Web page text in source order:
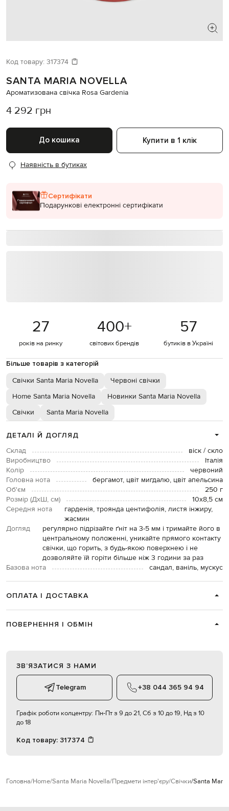
Код товару: 317374
SANTA MARIA NOVELLA
Ароматизована свічка Rosa Gardenia
4 292 грн
До кошика Купити в 1 клік
Наявність в бутиках
Сертифікати
Подарункові електронні сертифікати
27
років на ринку
400+
світових брендів
57
бутиків в Україні
Більше товарів з категорій
Свічки Santa Maria Novella
Червоні свічки
Home Santa Maria Novella
Новинки Santa Maria Novella
Свічки
Santa Maria Novella
ДЕТАЛІ Й ДОГЛЯД
Склад
віск / скло
Виробництво
Італія
Колір
червоний
Головна нота
бергамот, цвіт мигдалю, цвіт апельсина
Об'єм
250 г
Розмір (ДхШ, см)
10х8,5 см
Середня нота
гарденія, троянда центифолія, листя інжиру,
жасмин
Догляд
регулярно підрізайте ґніт на 3-5 мм і тримайте його в
центральному положенні, уникайте прямого контакту
свічки, що горить, з будь-якою поверхнею і не
дозволяйте їй горіти більше ніж 3 години за раз
Базова нота
сандал, ваніль, мускус
ОПЛАТА І ДОСТАВКА
ПОВЕРНЕННЯ І ОБМІН
ЗВʼЯЗАТИСЯ З НАМИ
Telegram +38 044 365 94 94
Графік роботи колцентру: Пн-Пт з 9 до 21, Сб з 10 до 19, Нд з 10
до 18
Код товару: 317374
Головна Home Santa Maria Novella Предмети інтер'єру Свічки Santa